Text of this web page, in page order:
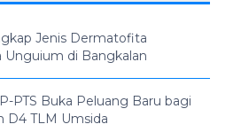
Jenis Dermatofita
Unguium di Bangkalan
PTS Buka Peluang Baru bagi
D4 TLM Umsida